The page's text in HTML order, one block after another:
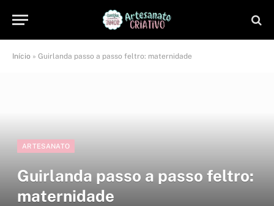
Início » Guirlanda passo a passo feltro: maternidade
ARTESANATO
Guirlanda passo a passo feltro:
maternidade